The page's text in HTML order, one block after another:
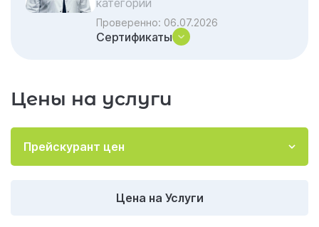
Что происходит с организмом после
Ваша жизнь без сигарет начинается здесь
Почему стоит обратиться к нам
Акции и скидки на лечение
Важные вопросы и ответы по наркологии
категории
Проверенно: 06.07.2026
Сертификаты
Цены на услуги
Прейскурант цен
Цена на Услуги